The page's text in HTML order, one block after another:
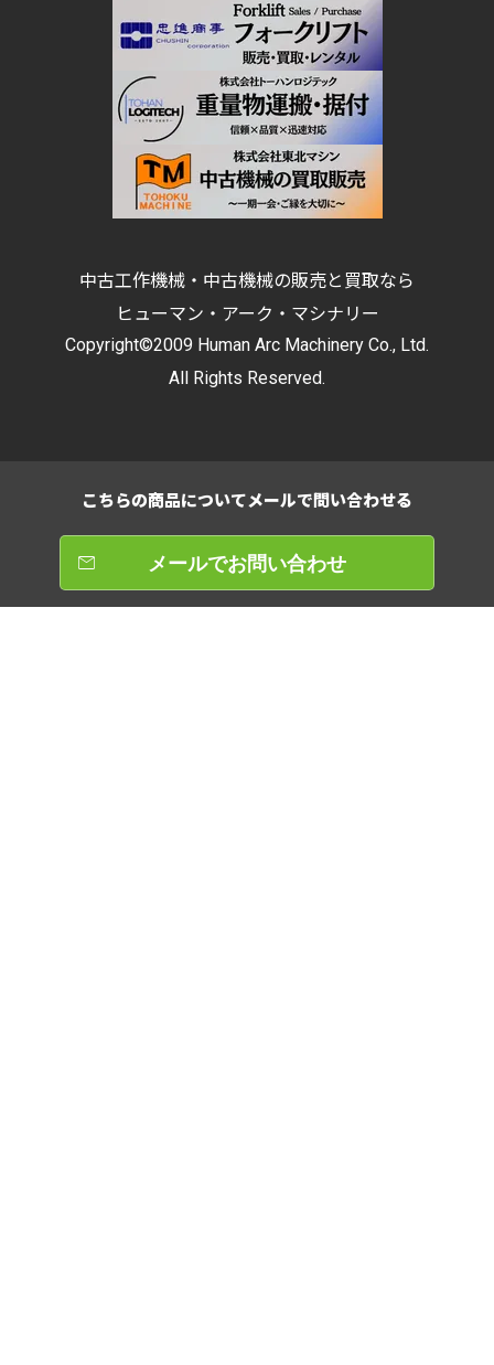
中古工作機械・中古機械の販売と買取なら
ヒューマン・アーク・マシナリー
Copyright©2009 Human Arc Machinery Co., Ltd.
All Rights Reserved.
こちらの商品についてメールで問い合わせる
メールでお問い合わせ